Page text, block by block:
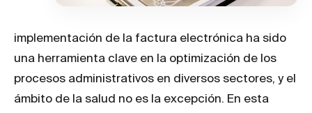
implementación de la factura electrónica ha sido
una herramienta clave en la optimización de los
procesos administrativos en diversos sectores, y el
ámbito de la salud no es la excepción. En esta